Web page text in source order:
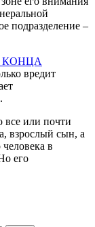
подразделение –
КОНЦА
вредит
все или почти
взрослый сын, а
в
его